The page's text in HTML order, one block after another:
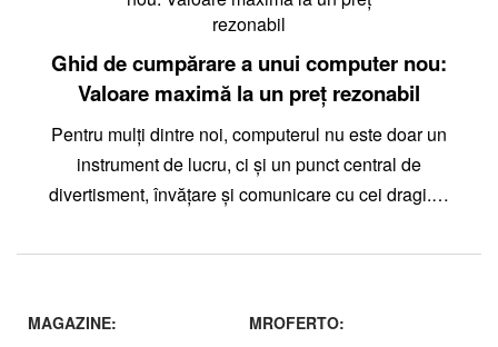
Ghid de cumpărare a unui computer nou:
Valoare maximă la un preț rezonabil
Pentru mulți dintre noi, computerul nu este doar un
instrument de lucru, ci și un punct central de
divertisment, învățare și comunicare cu cei dragi.…
MAGAZINE:
MROFERTO: